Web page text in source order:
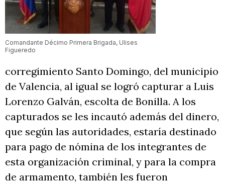
Comandante Décimo Primera Brigada, Ulises
Figueredo
corregimiento Santo Domingo, del municipio
de Valencia, al igual se logró capturar a Luis
Lorenzo Galván, escolta de Bonilla. A los
capturados se les incautó además del dinero,
que según las autoridades, estaría destinado
para pago de nómina de los integrantes de
esta organización criminal, y para la compra
de armamento, también les fueron